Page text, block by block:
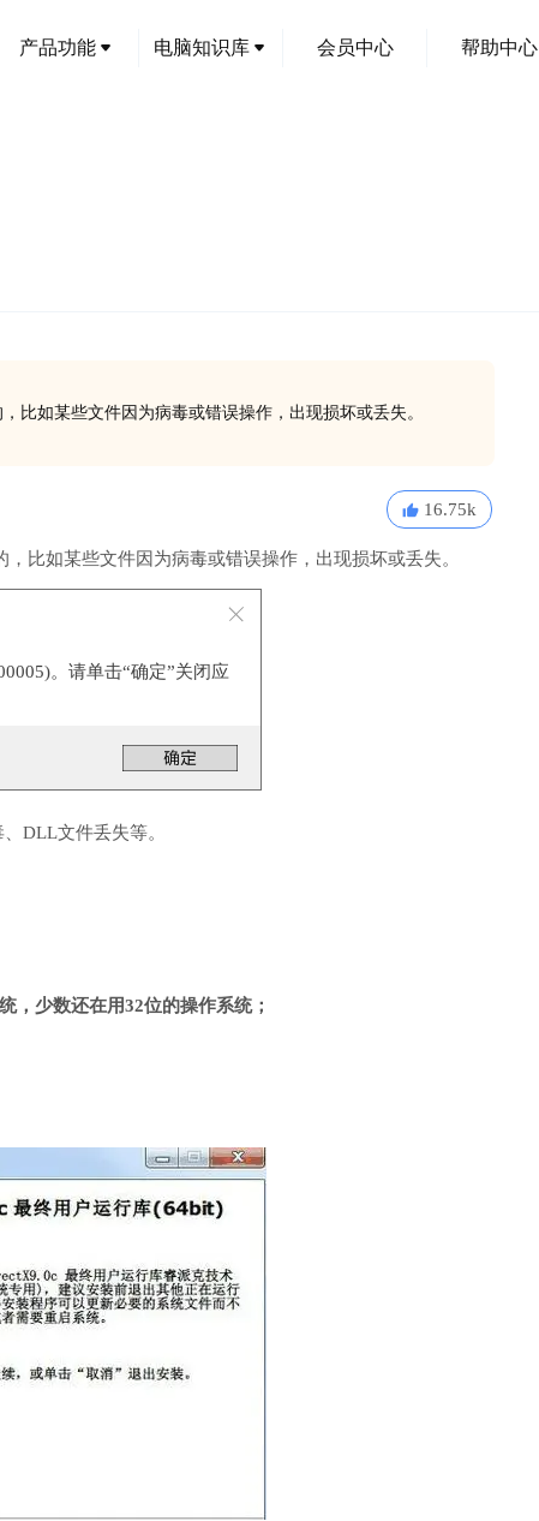
产品功能 电脑知识库 会员中心 帮助中心
比如某些文件因为病毒或错误操作，出现损坏或丢失。
16.75k
比如某些文件因为病毒或错误操作，出现损坏或丢失。
。请单击“确定”关闭应
DLL文件丢失等。
，少数还在用32位的操作系统；